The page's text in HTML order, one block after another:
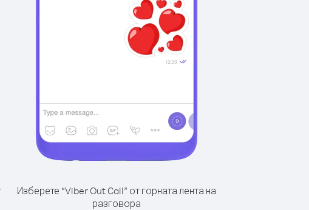
Изберете “Viber Out Call” от горната лента на
разговора